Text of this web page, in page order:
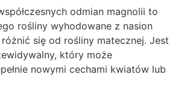
odmian magnolii to
rośliny wyhodowane z nasion
się od rośliny matecznej. Jest
który może
nowymi cechami kwiatów lub